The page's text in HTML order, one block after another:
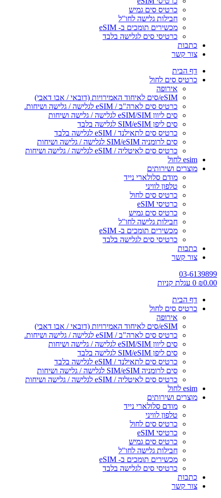
כרטיס סים גמיש
חבילות גלישה לחו"ל
מכשירים תומכים ב- eSIM
כרטיסי סים לגלישה בלבד
כתבות
צור קשר
דף הבית
כרטיס סים לחול
אירופה
eSIM/סים לאיחוד האמירויות (דובאי / אבו דאבי)
כרטיס סים לארה"ב / eSIM לגלישה / גלישה ושיחות.
סים ליוון eSIM/SIM לגלישה / גלישה ושיחות
סים ליפן SIM/eSIM לגלישה בלבד
כרטיס סים לתאילנד / eSIM לגלישה בלבד
סים לרומניה SIM/eSIM לגלישה / גלישה ושיחות
כרטיס סים לאיטליה / eSIM לגלישה / גלישה ושיחות
esim לחול
מוצרים ושירותים
מודם סלולארי נייד
טלפון לוויני
כרטיס סים לחול
כרטיסי eSIM
כרטיס סים גמיש
חבילות גלישה לחו"ל
מכשירים תומכים ב- eSIM
כרטיסי סים לגלישה בלבד
כתבות
צור קשר
03-6139899
₪0.00
0 עגלת קניות
דף הבית
כרטיס סים לחול
אירופה
eSIM/סים לאיחוד האמירויות (דובאי / אבו דאבי)
כרטיס סים לארה"ב / eSIM לגלישה / גלישה ושיחות.
סים ליוון eSIM/SIM לגלישה / גלישה ושיחות
סים ליפן SIM/eSIM לגלישה בלבד
כרטיס סים לתאילנד / eSIM לגלישה בלבד
סים לרומניה SIM/eSIM לגלישה / גלישה ושיחות
כרטיס סים לאיטליה / eSIM לגלישה / גלישה ושיחות
esim לחול
מוצרים ושירותים
מודם סלולארי נייד
טלפון לוויני
כרטיס סים לחול
כרטיסי eSIM
כרטיס סים גמיש
חבילות גלישה לחו"ל
מכשירים תומכים ב- eSIM
כרטיסי סים לגלישה בלבד
כתבות
צור קשר